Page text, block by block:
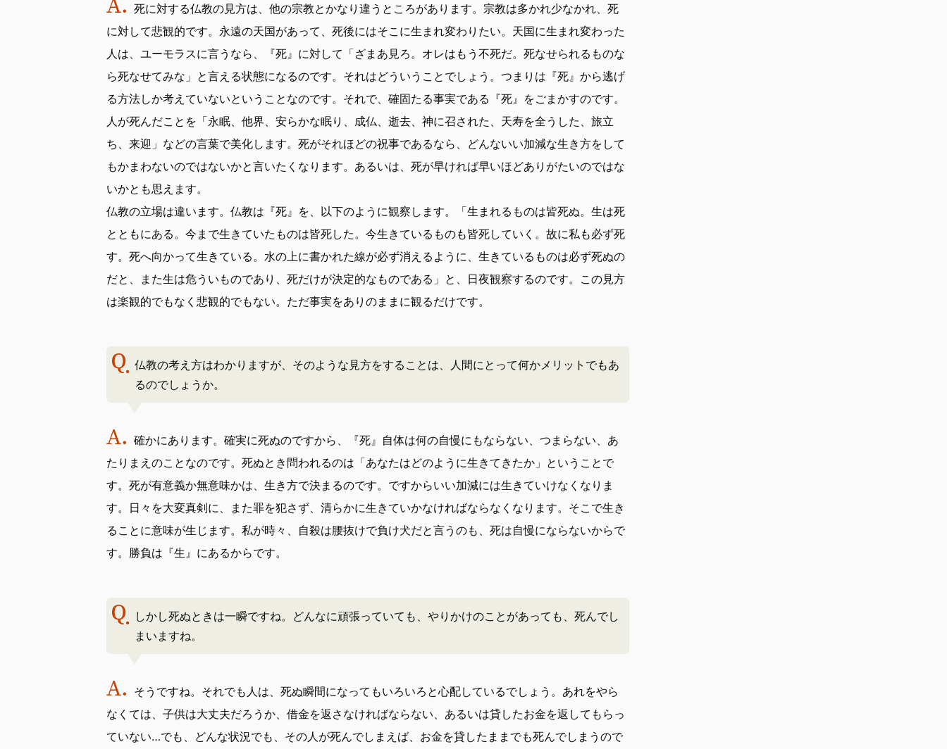
死に対する仏教の見方は、他の宗教とかなり違うところがあります。宗教は多かれ少なかれ、死
に対して悲観的です。永遠の天国があって、死後にはそこに生まれ変わりたい。天国に生まれ変わった
人は、ユーモラスに言うなら、『死』に対して「ざまあ見ろ。オレはもう不死だ。死なせられるものな
ら死なせてみな」と言える状態になるのです。それはどういうことでしょう。つまりは『死』から逃げ
る方法しか考えていないということなのです。それで、確固たる事実である『死』をごまかすのです。
人が死んだことを「永眠、他界、安らかな眠り、成仏、逝去、神に召された、天寿を全うした、旅立
ち、来迎」などの言葉で美化します。死がそれほどの祝事であるなら、どんないい加減な生き方をして
もかまわないのではないかと言いたくなります。あるいは、死が早ければ早いほどありがたいのではな
いかとも思えます。
仏教の立場は違います。仏教は『死』を、以下のように観察します。「生まれるものは皆死ぬ。生は死
とともにある。今まで生きていたものは皆死した。今生きているものも皆死していく。故に私も必ず死
す。死へ向かって生きている。水の上に書かれた線が必ず消えるように、生きているものは必ず死ぬの
だと、また生は危ういものであり、死だけが決定的なものである」と、日夜観察するのです。この見方
は楽観的でもなく悲観的でもない。ただ事実をありのままに観るだけです。
仏教の考え方はわかりますが、そのような見方をすることは、人間にとって何かメリットでもあ
るのでしょうか。
確かにあります。確実に死ぬのですから、『死』自体は何の自慢にもならない、つまらない、あ
たりまえのことなのです。死ぬとき問われるのは「あなたはどのように生きてきたか」ということで
す。死が有意義か無意味かは、生き方で決まるのです。ですからいい加減には生きていけなくなりま
す。日々を大変真剣に、また罪を犯さず、清らかに生きていかなければならなくなります。そこで生き
ることに意味が生じます。私が時々、自殺は腰抜けで負け犬だと言うのも、死は自慢にならないからで
す。勝負は『生』にあるからです。
しかし死ぬときは一瞬ですね。どんなに頑張っていても、やりかけのことがあっても、死んでし
まいますね。
そうですね。それでも人は、死ぬ瞬間になってもいろいろと心配しているでしょう。あれをやら
なくては、子供は大丈夫だろうか、借金を返さなければならない、あるいは貸したお金を返してもらっ
ていない…でも、どんな状況でも、その人が死んでしまえば、お金を貸したままでも死んでしまうので